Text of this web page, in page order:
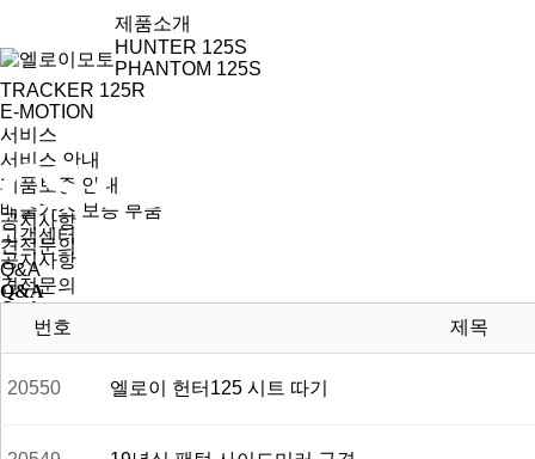
제품소개
HUNTER 125S
PHANTOM 125S
TRACKER 125R
E-MOTION
서비스
서비스 안내
제품보증 안내
배출가스 보증 부품
고객센터
공지사항
견적문의
Q&A
대리점
제품소개
HUNTER 125S
PHANTOM 125S
TRACKER 125R
공지사항
견적문의
Q&A
Q&A
번호
제목
20550 엘로이 헌터125 시트 따기